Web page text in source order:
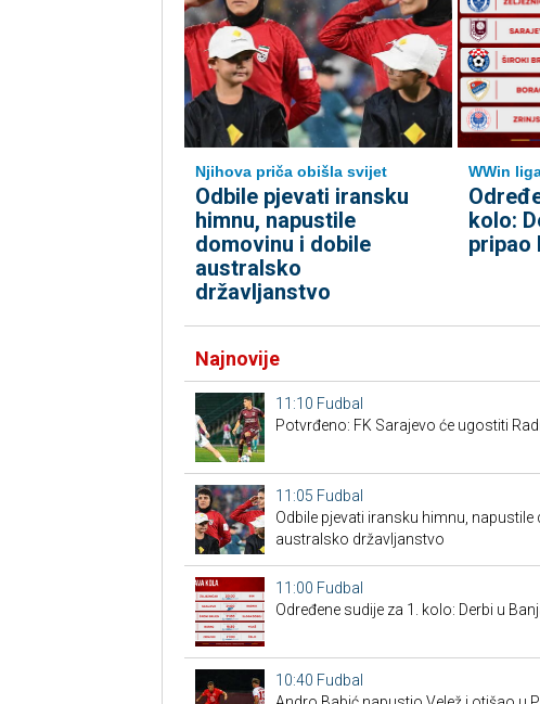
Njihova priča obišla svijet
Odbile pjevati iransku
himnu, napustile
domovinu i dobile
australsko
državljanstvo
WWin
kolo:
pripao
Najnovije
11:10 Fudbal
Potvrđeno: FK Sarajevo će ugostiti
11:05 Fudbal
Odbile pjevati iransku himnu,
australsko državljanstvo
11:00 Fudbal
Određene sudije za 1. kolo: Derbi u
10:40 Fudbal